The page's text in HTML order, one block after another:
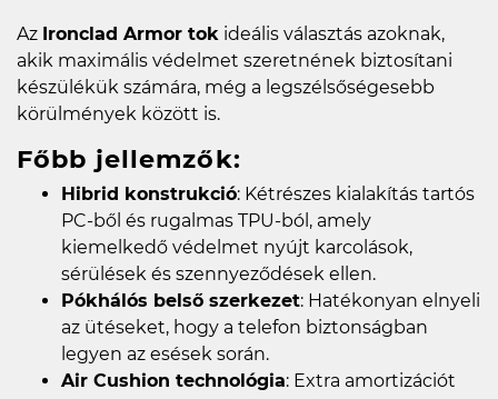
Az Ironclad Armor tok ideális választás azoknak,
akik maximális védelmet szeretnének biztosítani
készülékük számára, még a legszélsőségesebb
körülmények között is.
Főbb jellemzők:
Hibrid konstrukció: Kétrészes kialakítás tartós
PC-ből és rugalmas TPU-ból, amely
kiemelkedő védelmet nyújt karcolások,
sérülések és szennyeződések ellen.
Pókhálós belső szerkezet: Hatékonyan elnyeli
az ütéseket, hogy a telefon biztonságban
legyen az esések során.
Air Cushion technológia: Extra amortizációt